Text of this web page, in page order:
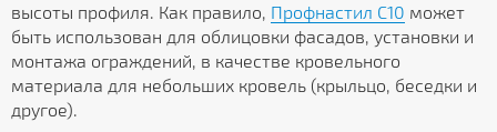
высоты профиля. Как правило, Профнастил C10 может
быть использован для облицовки фасадов, установки и
монтажа ограждений, в качестве кровельного
материала для небольших кровель (крыльцо, беседки и
другое).